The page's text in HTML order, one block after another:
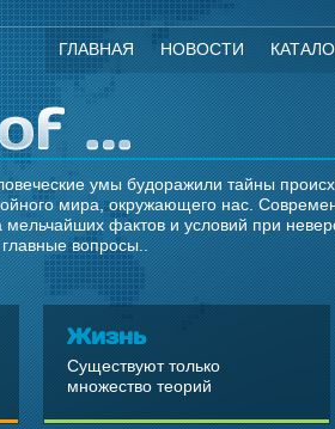
ГЛАВНАЯ НОВОСТИ
умы будоражили тайны
мира, окружающего нас.
фактов и условий при
вопросы..
Жизнь
Существуют только
множество теорий